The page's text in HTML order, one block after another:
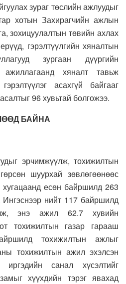
зураг төслийн ажлуудыг
хотын Захирагчийн ажлын
зохицуулалтын төвийн ахлах
гэрэлтүүлгийн хяналтын
зургаан дүүргийн
ажиллагаанд хяналт тавьж
асахгүй байгааг
96 хувьтай болгожээ.
БАЙНА
эрчимжүүлж, тохижилтын
шуурхай зөвлөгөөнөөс
есөн байршилд 263
нийт 117 байршилд
энэ ажил 62.7 хувийн
тохижилтын газар гарааш
тохижилтын ажлыг
тохижилтын ажил эхэлсэн
санал хүсэлтийг
хүүхдийн тэрэг явахад